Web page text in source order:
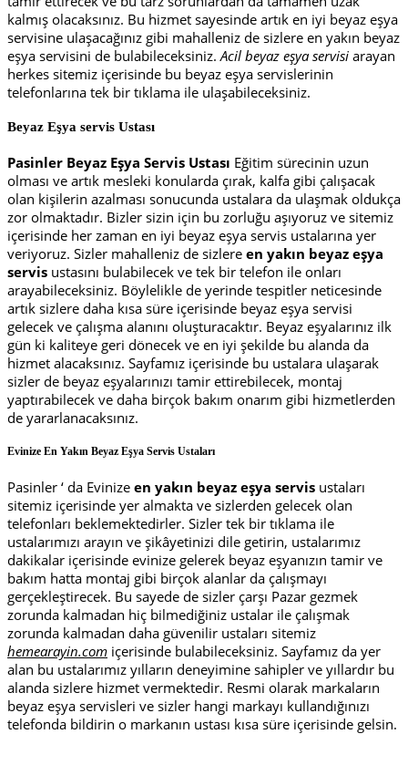
kalmış olacaksınız. Bu hizmet sayesinde artık en iyi beyaz eşya
servisine ulaşacağınız gibi mahalleniz de sizlere en yakın beyaz
eşya servisini de bulabileceksiniz.Acil beyaz eşya servisi arayan
herkes sitemiz içerisinde bu beyaz eşya servislerinin
telefonlarına tek bir tıklama ile ulaşabileceksiniz.
Beyaz Eşya servis Ustası
Pasinler Beyaz Eşya Servis Ustası Eğitim sürecinin uzun
olması ve artık mesleki konularda çırak, kalfa gibi çalışacak
olan kişilerin azalması sonucunda ustalara da ulaşmak oldukça
zor olmaktadır. Bizler sizin için bu zorluğu aşıyoruz ve sitemiz
içerisinde her zaman en iyi beyaz eşya servis ustalarına yer
veriyoruz. Sizler mahalleniz de sizlere en yakın beyaz eşya
servis ustasını bulabilecek ve tek bir telefon ile onları
arayabileceksiniz. Böylelikle de yerinde tespitler neticesinde
artık sizlere daha kısa süre içerisinde beyaz eşya servisi
gelecek ve çalışma alanını oluşturacaktır. Beyaz eşyalarınız ilk
gün ki kaliteye geri dönecek ve en iyi şekilde bu alanda da
hizmet alacaksınız. Sayfamız içerisinde bu ustalara ulaşarak
sizler de beyaz eşyalarınızı tamir ettirebilecek, montaj
yaptırabilecek ve daha birçok bakım onarım gibi hizmetlerden
de yararlanacaksınız.
Evinize En Yakın Beyaz Eşya Servis Ustaları
Pasinler ‘ da Evinize en yakın beyaz eşya servis ustaları
sitemiz içerisinde yer almakta ve sizlerden gelecek olan
telefonları beklemektedirler. Sizler tek bir tıklama ile
ustalarımızı arayın ve şikâyetinizi dile getirin, ustalarımız
dakikalar içerisinde evinize gelerek beyaz eşyanızın tamir ve
bakım hatta montaj gibi birçok alanlar da çalışmayı
gerçekleştirecek. Bu sayede de sizler çarşı Pazar gezmek
zorunda kalmadan hiç bilmediğiniz ustalar ile çalışmak
zorunda kalmadan daha güvenilir ustaları sitemiz
hemearayin.com içerisinde bulabileceksiniz. Sayfamız da yer
alan bu ustalarımız yılların deneyimine sahipler ve yıllardır bu
alanda sizlere hizmet vermektedir. Resmi olarak markaların
beyaz eşya servisleri ve sizler hangi markayı kullandığınızı
telefonda bildirin o markanın ustası kısa süre içerisinde gelsin.